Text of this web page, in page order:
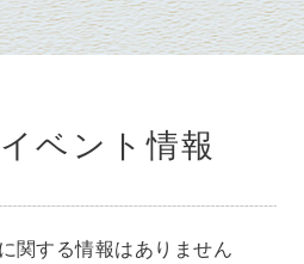
ベント情報
関する情報はありません